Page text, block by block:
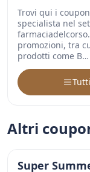
Trovi qui i
specialista nel
promozioni, tra
prodotti come B…
Altri
Super